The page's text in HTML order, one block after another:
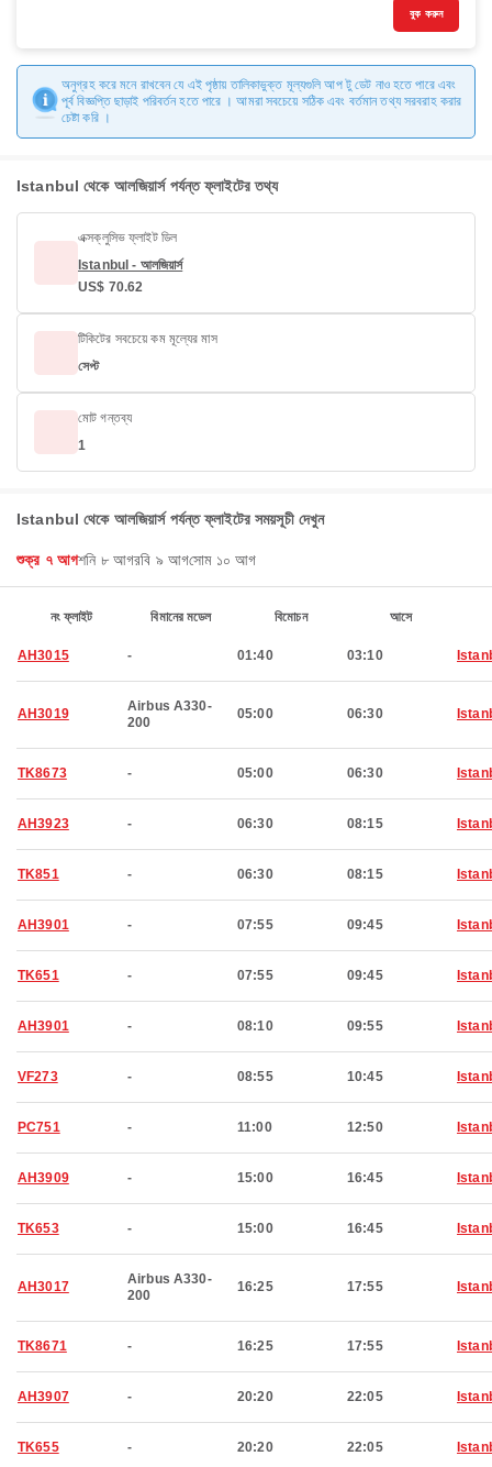
বুক করুন
অনুগ্রহ করে মনে রাখবেন যে এই পৃষ্ঠায় তালিকাভুক্ত মূল্যগুলি আপ টু ডেট নাও হতে পারে এবং
পূর্ব বিজ্ঞপ্তি ছাড়াই পরিবর্তন হতে পারে । আমরা সবচেয়ে সঠিক এবং বর্তমান তথ্য সরবরাহ করার
চেষ্টা করি ।
Istanbul থেকে আলজিয়ার্স পর্যন্ত ফ্লাইটের তথ্য
এক্সক্লুসিভ ফ্লাইট ডিল
Istanbul - আলজিয়ার্স
US$ 70.62
টিকিটের সবচেয়ে কম মূল্যের মাস
সেপ্ট
মোট গন্তব্য
1
Istanbul থেকে আলজিয়ার্স পর্যন্ত ফ্লাইটের সময়সূচী দেখুন
শুক্র ৭ আগশনি ৮ আগরবি ৯ আগসোম ১০ আগ
নং ফ্লাইট বিমানের মডেল বিমোচন আসে
AH3015 - 01:40 03:10
AH3019
Airbus A330-
200
05:00 06:30
TK8673 - 05:00 06:30
AH3923 - 06:30 08:15
TK851 - 06:30 08:15
AH3901 - 07:55 09:45
TK651 - 07:55 09:45
AH3901 - 08:10 09:55
VF273 - 08:55 10:45
PC751 - 11:00 12:50
AH3909 - 15:00 16:45
TK653 - 15:00 16:45
AH3017
Airbus A330-
200
16:25 17:55
TK8671 - 16:25 17:55
AH3907 - 20:20 22:05
TK655 - 20:20 22:05